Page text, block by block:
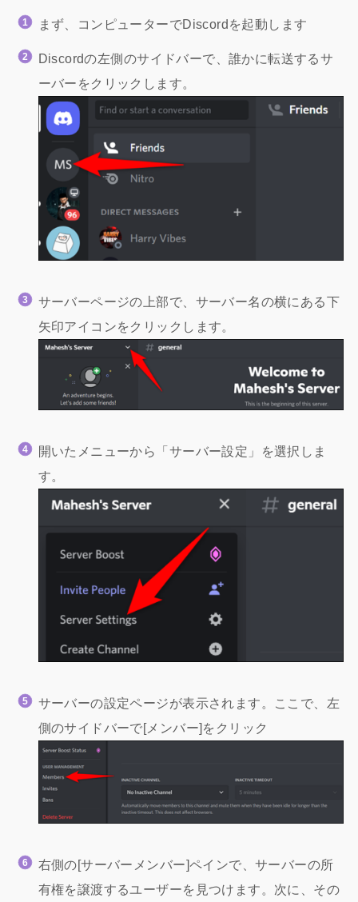
まず、コンピューターでDiscordを起動します
Discordの左側のサイドバーで、誰かに転送するサ
ーバーをクリックします。
サーバーページの上部で、サーバー名の横にある下
矢印アイコンをクリックします。
開いたメニューから「サーバー設定」を選択しま
す。
サーバーの設定ページが表示されます。ここで、左
側のサイドバーで[メンバー]をクリック
右側の[サーバーメンバー]ペインで、サーバーの所
有権を譲渡するユーザーを見つけます。次に、その